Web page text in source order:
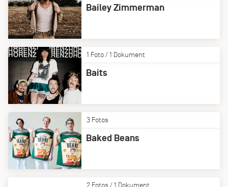
Bailey Zimmerman
1 Foto / 1 Dokument
Baits
3 Fotos
Baked Beans
2 Fotos / 1 Dokument